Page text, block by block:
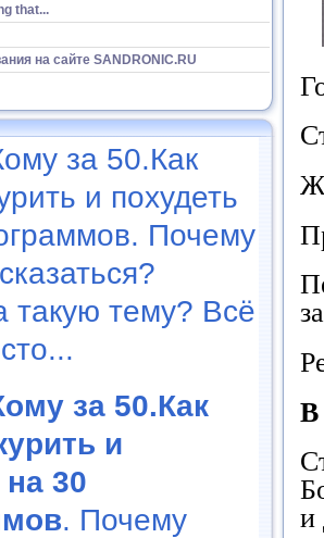
that...
на сайте SANDRONIC.RU
за 50.Как
и похудеть
Почему
такую тему? Всё
за 50.Как
и
на 30
. Почему
В
и